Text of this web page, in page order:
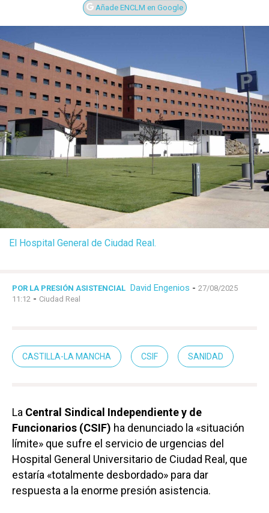
Añade ENCLM en Google
El Hospital General de Ciudad Real.
POR LA PRESIÓN ASISTENCIAL David Engenios - 27/08/2025
11:12 - Ciudad Real
CASTILLA-LA MANCHA CSIF SANIDAD
La Central Sindical Independiente y de
Funcionarios (CSIF) ha denunciado la «situación
límite» que sufre el servicio de urgencias del
Hospital General Universitario de Ciudad Real, que
estaría «totalmente desbordado» para dar
respuesta a la enorme presión asistencia.